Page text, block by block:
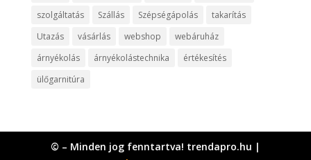
szolgáltatás
Szállás Szépségápolás
takarítás
Utazás
vásárlás webshop
webáruház
árnyékolás
árnyékolástechnika
értékesítés
ülőgarnitúra
© – Minden jog fenntartva! trendapro.hu |